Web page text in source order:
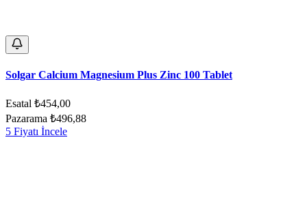
Solgar Calcium Magnesium Plus Zinc 100 Tablet
Esatal ₺454,00
Pazarama ₺496,88
5 Fiyatı İncele